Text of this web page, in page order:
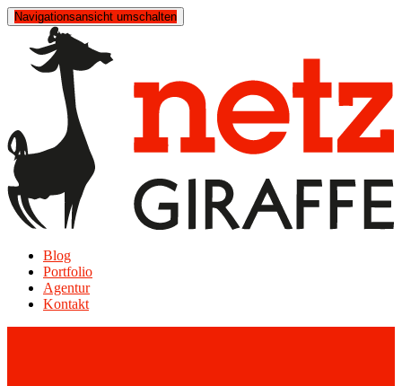
Navigationsansicht umschalten
Blog
Portfolio
Agentur
Kontakt